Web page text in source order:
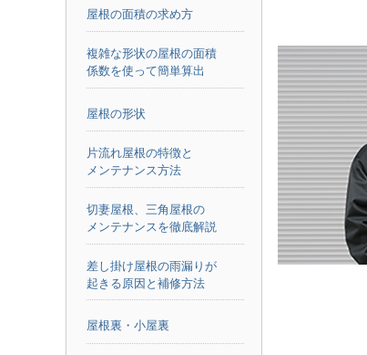
屋根の面積の求め方
複雑な形状の屋根の面積
係数を使って簡単算出
屋根の形状
片流れ屋根の特徴と
メンテナンス方法
切妻屋根、三角屋根の
メンテナンスを徹底解説
差し掛け屋根の雨漏りが
起きる原因と補修方法
屋根裏・小屋裏